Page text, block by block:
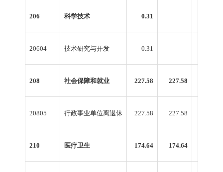
206 科学技术 0.31
20604 技术研究与开发 0.31
208 社会保障和就业 227.58 227.58
20805 行政事业单位离退休 227.58 227.58
210 医疗卫生 174.64 174.64